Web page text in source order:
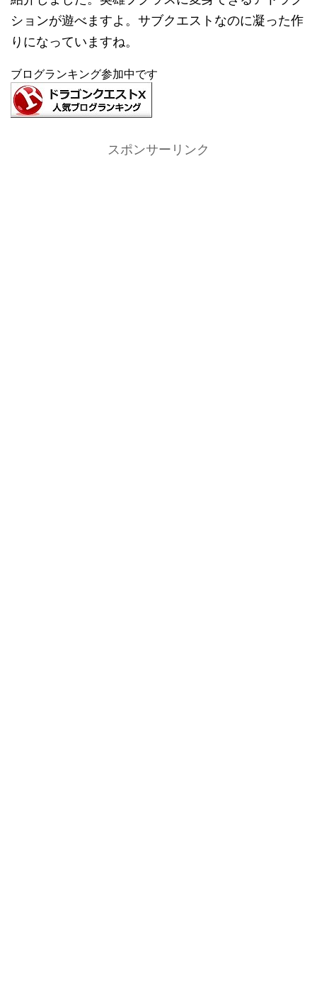
ションが遊べますよ。サブクエストなのに凝った作
りになっていますね。
ブログランキング参加中です
スポンサーリンク